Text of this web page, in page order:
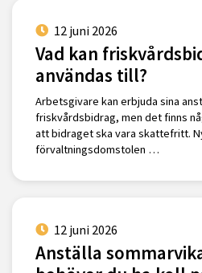
12 juni 2026
Vad kan
användas till?
Arbetsgivare kan erbjuda sina
friskvårdsbidrag, men det finns
att bidraget ska vara skattefritt.
förvaltningsdomstolen …
12 juni 2026
Anställa